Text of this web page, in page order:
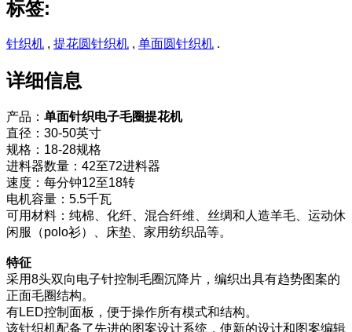
标签:
针织机 , 提花圆针织机 , 单面圆针织机 .
详细信息
产品： 单面针织电子毛圈提花机
直径：30-50英寸
规格：18-28规格
进料器数量：42至72进料器
速度：每分钟12至18转
电机容量：5.5千瓦
可用材料：纯棉、化纤、混合纤维、丝绸和人造羊毛、运动休
闲服（polo衫）、床垫、家用纺织品等。
特征
采用8头双向电子针控制毛圈沉降片，编织出具有趋势图案的
正面毛圈结构。
有LED控制面板，便于操作所有模式和结构。
该针织机配备了先进的图案设计系统，使新的设计和图案编辑